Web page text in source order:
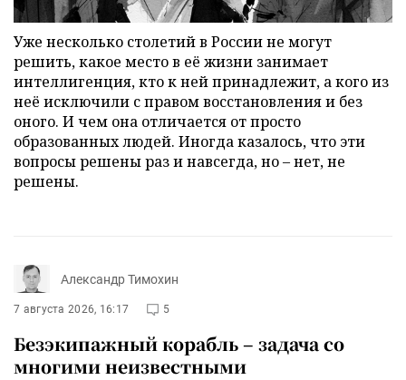
Уже несколько столетий в России не могут
решить, какое место в её жизни занимает
интеллигенция, кто к ней принадлежит, а кого из
неё исключили с правом восстановления и без
оного. И чем она отличается от просто
образованных людей. Иногда казалось, что эти
вопросы решены раз и навсегда, но – нет, не
решены.
Александр Тимохин
7 августа 2026, 16:17 5
Безэкипажный корабль – задача со
многими неизвестными